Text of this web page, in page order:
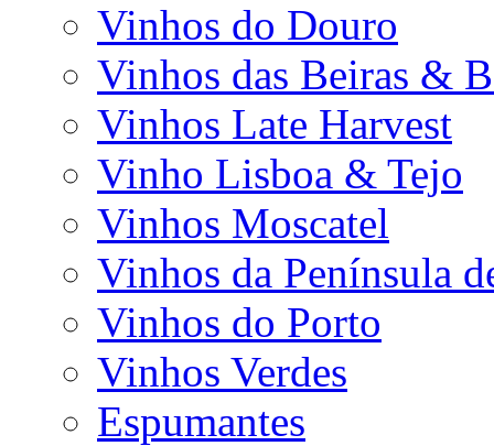
Vinhos do Douro
Vinhos das Beiras &
Vinhos Late Harvest
Vinho Lisboa & Tejo
Vinhos Moscatel
Vinhos da Península
Vinhos do Porto
Vinhos Verdes
Espumantes